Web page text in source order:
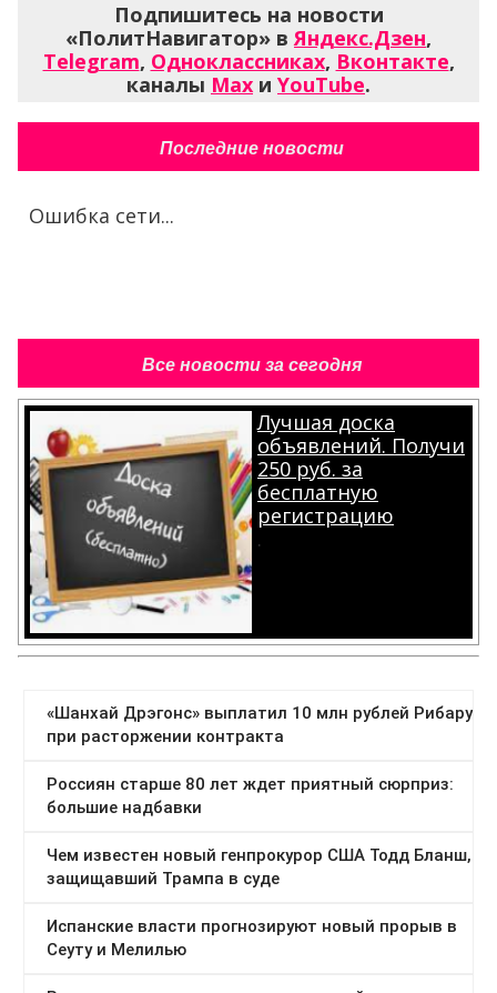
Подпишитесь на новости
«ПолитНавигатор» вЯндекс.Дзен,
Telegram, Одноклассниках, Вконтакте,
каналы Max и YouTube.
Последние новости
Ошибка сети...
Все новости за сегодня
Лучшая доска
объявлений. Получи
250 руб. за
бесплатную
регистрацию
.